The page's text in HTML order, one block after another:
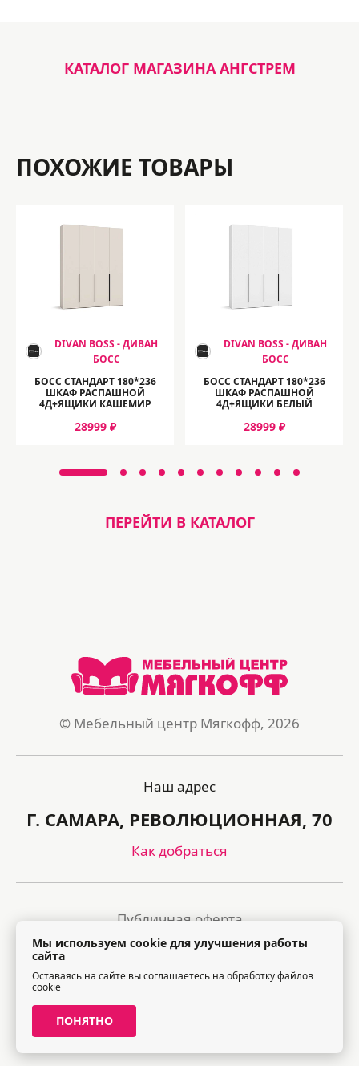
КАТАЛОГ МАГАЗИНА АНГСТРЕМ
ПОХОЖИЕ ТОВАРЫ
DIVAN BOSS - ДИВАН
БОСС
БОСС СТАНДАРТ 180*236
ШКАФ РАСПАШНОЙ
4Д+ЯЩИКИ КАШЕМИР
28999 ₽
DIVAN BOSS - ДИВАН
БОСС
БОСС СТАНДАРТ 180*236
ШКАФ РАСПАШНОЙ
4Д+ЯЩИКИ БЕЛЫЙ
28999 ₽
ПЕРЕЙТИ В КАТАЛОГ
© Мебельный центр Мягкофф, 2026
Наш адрес
Г. САМАРА, РЕВОЛЮЦИОННАЯ, 70
Как добраться
Публичная оферта
Политика обработки персональных данных
Правила посещения торгового центра
Мы используем cookie для улучшения работы
сайта
Оставаясь на сайте вы соглашаетесь на обработку файлов
cookie
ПОНЯТНО